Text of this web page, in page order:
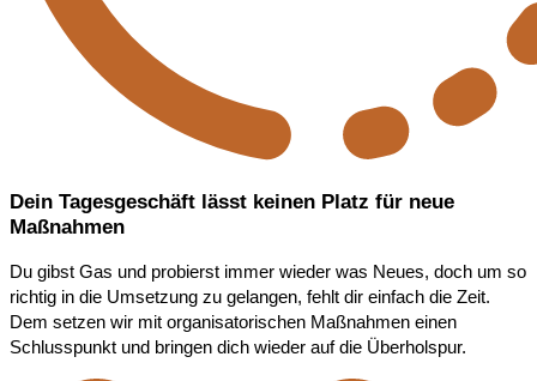
Dein Tagesgeschäft lässt keinen Platz für neue
Maßnahmen
Du gibst Gas und probierst immer wieder was Neues, doch um so
richtig in die Umsetzung zu gelangen, fehlt dir einfach die Zeit.
Dem setzen wir mit organisatorischen Maßnahmen einen
Schlusspunkt und bringen dich wieder auf die Überholspur.